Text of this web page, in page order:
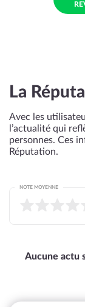
La
Avec les
l’actualité qui
personnes. Ces
Réputation.
NOTE MOYENNE
Aucune actu